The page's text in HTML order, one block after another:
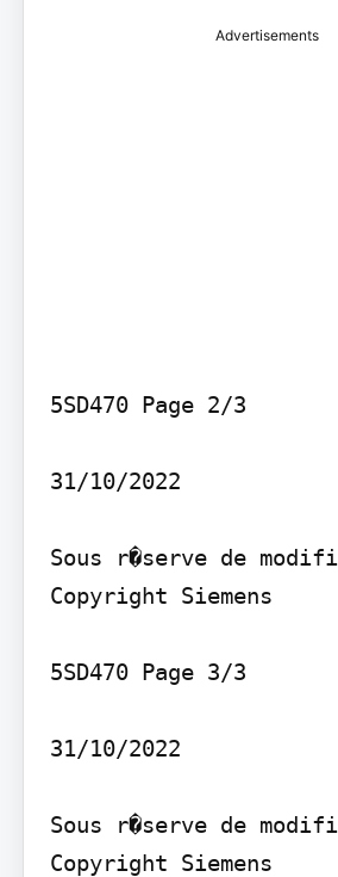
Advertisements
5SD470 Page 2/3
31/10/2022
Sous r�serve de
Copyright Siemens
5SD470 Page 3/3
31/10/2022
Sous r�serve de
Copyright Siemens